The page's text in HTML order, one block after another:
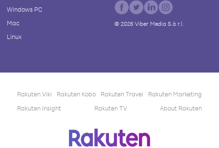
Windows PC
Mac
Linux
© 2026Viber Media S.à r.l.
Rakuten Viki Rakuten Kobo Rakuten Travel
Rakuten Marketing
Rakuten Insight
Rakuten TV About Rakuten